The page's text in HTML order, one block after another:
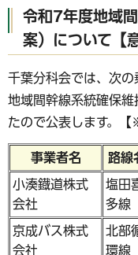
令和7年度地域
案）について【
千葉分科会では、次
地域間幹線系統確保
たので公表します。【
事業者名 路線
小湊鐡道株式
会社
塩田
多線
京成バス株式
会社
北部
環線